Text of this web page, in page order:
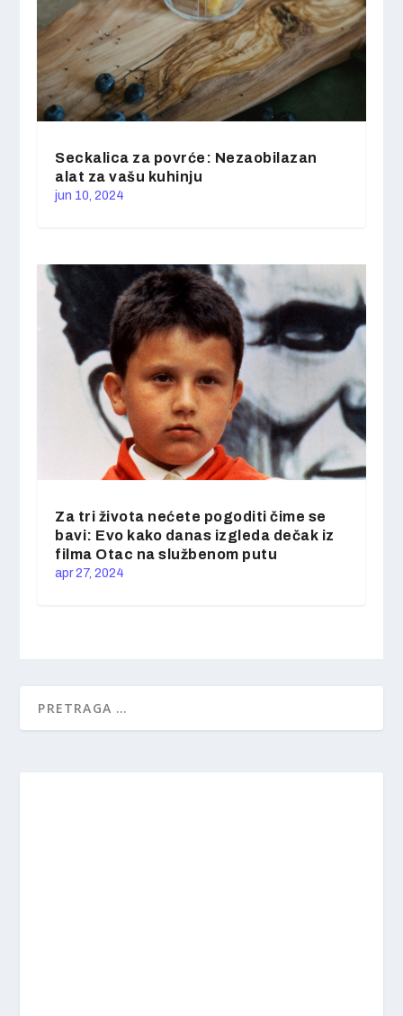
Seckalica za povrće: Nezaobilazan
alat za vašu kuhinju
jun 10, 2024
Za tri života nećete pogoditi čime se
bavi: Evo kako danas izgleda dečak iz
filma Otac na službenom putu
apr 27, 2024